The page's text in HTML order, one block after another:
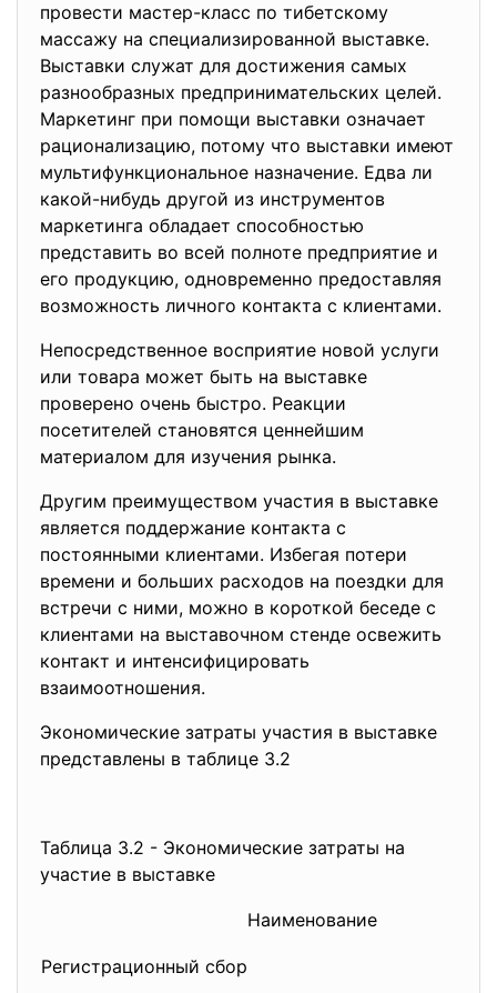
провести мастер-класс по тибетскому
массажу на специализированной выставке.
Выставки служат для достижения самых
разнообразных предпринимательских целей.
Маркетинг при помощи выставки означает
рационализацию, потому что выставки имеют
мультифункциональное назначение. Едва ли
какой-нибудь другой из инструментов
маркетинга обладает способностью
представить во всей полноте предприятие и
его продукцию, одновременно предоставляя
возможность личного контакта с клиентами.
Непосредственное восприятие новой услуги
или товара может быть на выставке
проверено очень быстро. Реакции
посетителей становятся ценнейшим
материалом для изучения рынка.
Другим преимуществом участия в выставке
является поддержание контакта с
постоянными клиентами. Избегая потери
времени и больших расходов на поездки для
встречи с ними, можно в короткой беседе с
клиентами на выставочном стенде освежить
контакт и интенсифицировать
взаимоотношения.
Экономические затраты участия в выставке
представлены в таблице 3.2
Таблица 3.2 - Экономические затраты на
участие в выставке
Наименование
Регистрационный сбор